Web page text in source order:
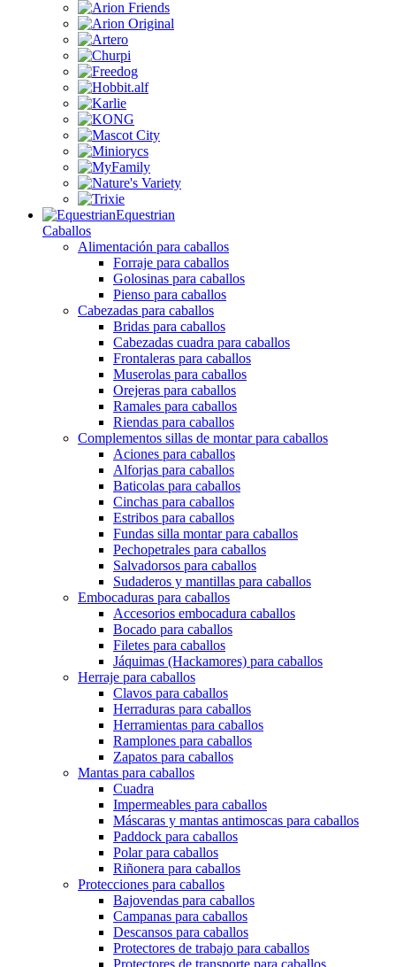
Equestrian
Caballos
Alimentación para caballos
Forraje para caballos
Golosinas para caballos
Pienso para caballos
Cabezadas para caballos
Bridas para caballos
Cabezadas cuadra para caballos
Frontaleras para caballos
Muserolas para caballos
Orejeras para caballos
Ramales para caballos
Riendas para caballos
Complementos sillas de montar para caballos
Aciones para caballos
Alforjas para caballos
Baticolas para caballos
Cinchas para caballos
Estribos para caballos
Fundas silla montar para caballos
Pechopetrales para caballos
Salvadorsos para caballos
Sudaderos y mantillas para caballos
Embocaduras para caballos
Accesorios embocadura caballos
Bocado para caballos
Filetes para caballos
Jáquimas (Hackamores) para caballos
Herraje para caballos
Clavos para caballos
Herraduras para caballos
Herramientas para caballos
Ramplones para caballos
Zapatos para caballos
Mantas para caballos
Cuadra
Impermeables para caballos
Máscaras y mantas antimoscas para caballos
Paddock para caballos
Polar para caballos
Riñonera para caballos
Protecciones para caballos
Bajovendas para caballos
Campanas para caballos
Descansos para caballos
Protectores de trabajo para caballos
Protectores de transporte para caballos